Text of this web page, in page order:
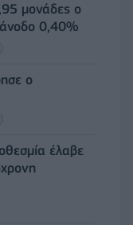
μονάδες ο
άνοδο 0,40%
ο
έλαβε